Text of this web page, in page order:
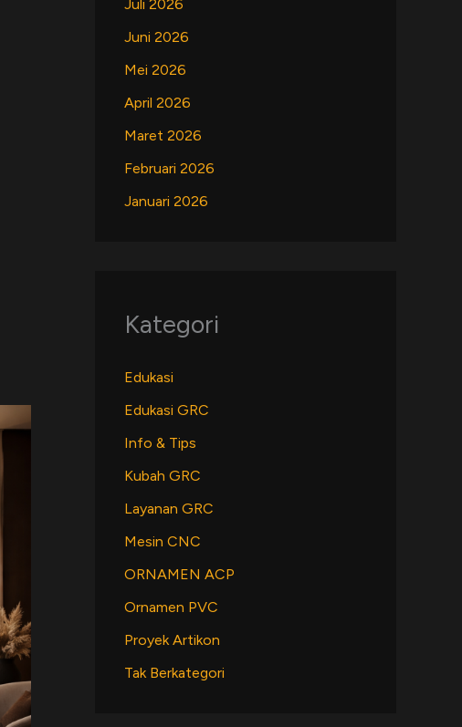
Juli 2026
Juni 2026
Mei 2026
April 2026
Maret 2026
Februari 2026
Januari 2026
Kategori
Edukasi
Edukasi GRC
Info & Tips
Kubah GRC
Layanan GRC
Mesin CNC
ORNAMEN ACP
Ornamen PVC
Proyek Artikon
Tak Berkategori